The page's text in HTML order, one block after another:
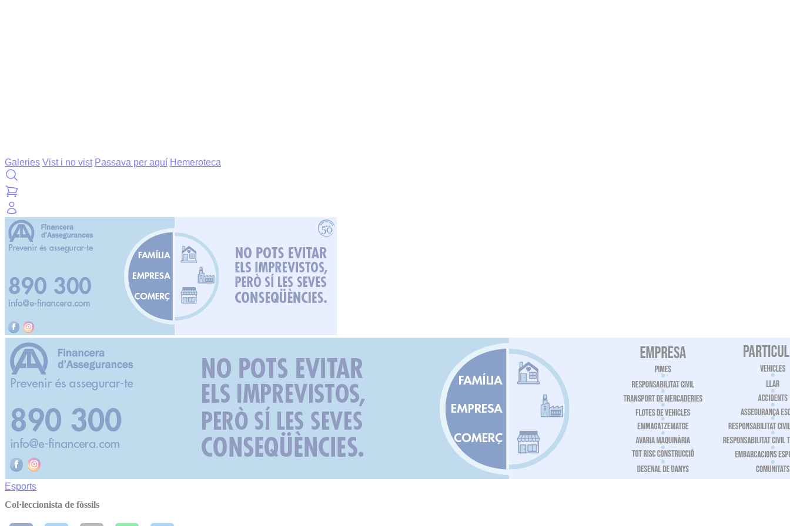
Galeries Vist i no vist Passava per aquí Hemeroteca
Esports
Col·leccionista de fòssils